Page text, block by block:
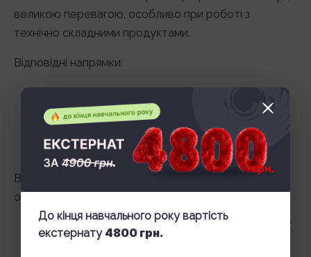
До кінця навчального року вартість
екстернату 4800 грн.
великою перевагою, особливо при роботі з
технічно складними продуктами.
Відповідні напрямки:
комп’ютерна інженерія та телекомунікації;
менеджмент і маркетинг;
бізнес-адміністрування та торговельна справа.
Великі українські вищі навчальні заклади, де можна
отримати подібну освіту:
НТУУ «КПІ ім. Ігоря Сікорського» (факультети ІТ,